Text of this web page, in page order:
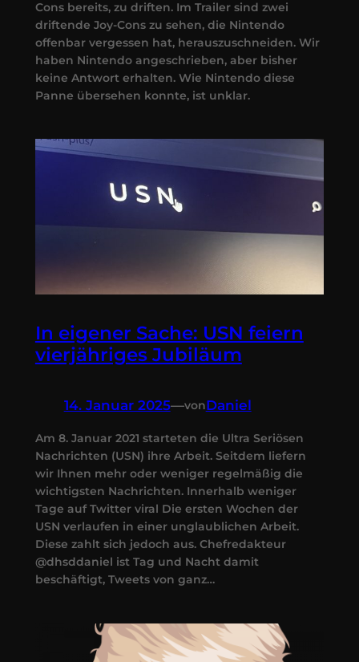
Cons bereits, zu driften. Im Trailer sind zwei
driftende Joy-Cons zu sehen, die Nintendo
offenbar vergessen hat, herauszuschneiden. Wir
haben Nintendo angeschrieben, aber bisher
keine Antwort erhalten. Wie Nintendo diese
Panne übersehen konnte, ist unklar.
In eigener Sache: USN feiern
vierjähriges Jubiläum
14. Januar 2025—vonDaniel
Am 8. Januar 2021 starteten die Ultra Seriösen
Nachrichten (USN) ihre Arbeit. Seitdem liefern
wir Ihnen mehr oder weniger regelmäßig die
wichtigsten Nachrichten. Innerhalb weniger
Tage auf Twitter viral Die ersten Wochen der
USN verlaufen in einer unglaublichen Arbeit.
Diese zahlt sich jedoch aus. Chefredakteur
@dhsddaniel ist Tag und Nacht damit
beschäftigt, Tweets von ganz…